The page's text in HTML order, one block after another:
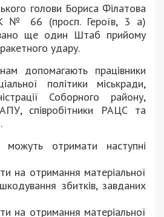
голови Бориса Філатова
№ 66 (просп. Героїв, 3 а)
ще один Штаб прийому
удару.
допомагають працівники
політики міськради,
Соборного району,
співробітники РАЦС та
отримати наступні
на отримання матеріальної
збитків, завданих
на отримання матеріальної